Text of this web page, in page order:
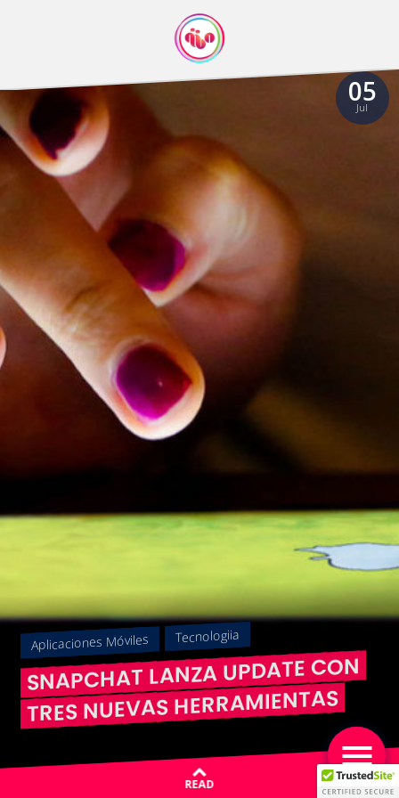
05
Jul
Aplicaciones Móviles Tecnologiia
SNAPCHAT LANZA UPDATE CON
TRES NUEVAS HERRAMIENTAS
READ